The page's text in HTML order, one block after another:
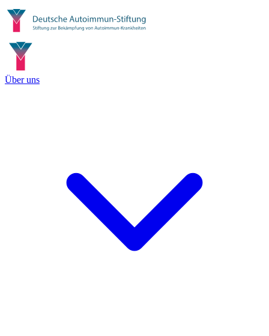
Über uns